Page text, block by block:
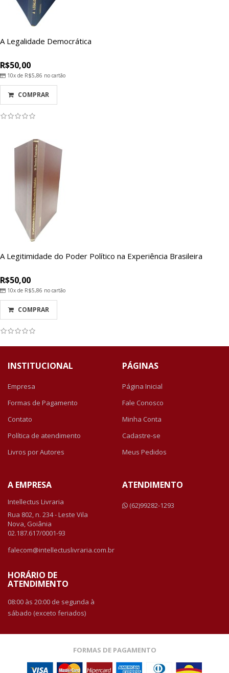
A Legalidade Democrática
R$50,00
10x de R$5,86 no cartão
COMPRAR
A Legitimidade do Poder Político na Experiência Brasileira
R$50,00
10x de R$5,86 no cartão
COMPRAR
INSTITUCIONAL
Empresa
Formas de Pagamento
Contato
Política de atendimento
Livros por Autores
PÁGINAS
Página Inicial
Fale Conosco
Minha Conta
Cadastre-se
Meus Pedidos
A EMPRESA
Intellectus Livraria
Rua 802, n. 234 - Leste Vila
Nova, Goiânia
02.187.617/0001-93
falecom@intellectuslivraria.com.br
HORÁRIO DE
ATENDIMENTO
08:00 às 20:00 de segunda à
sábado (exceto feriados)
ATENDIMENTO
(62)99282-1293
FORMAS DE PAGAMENTO